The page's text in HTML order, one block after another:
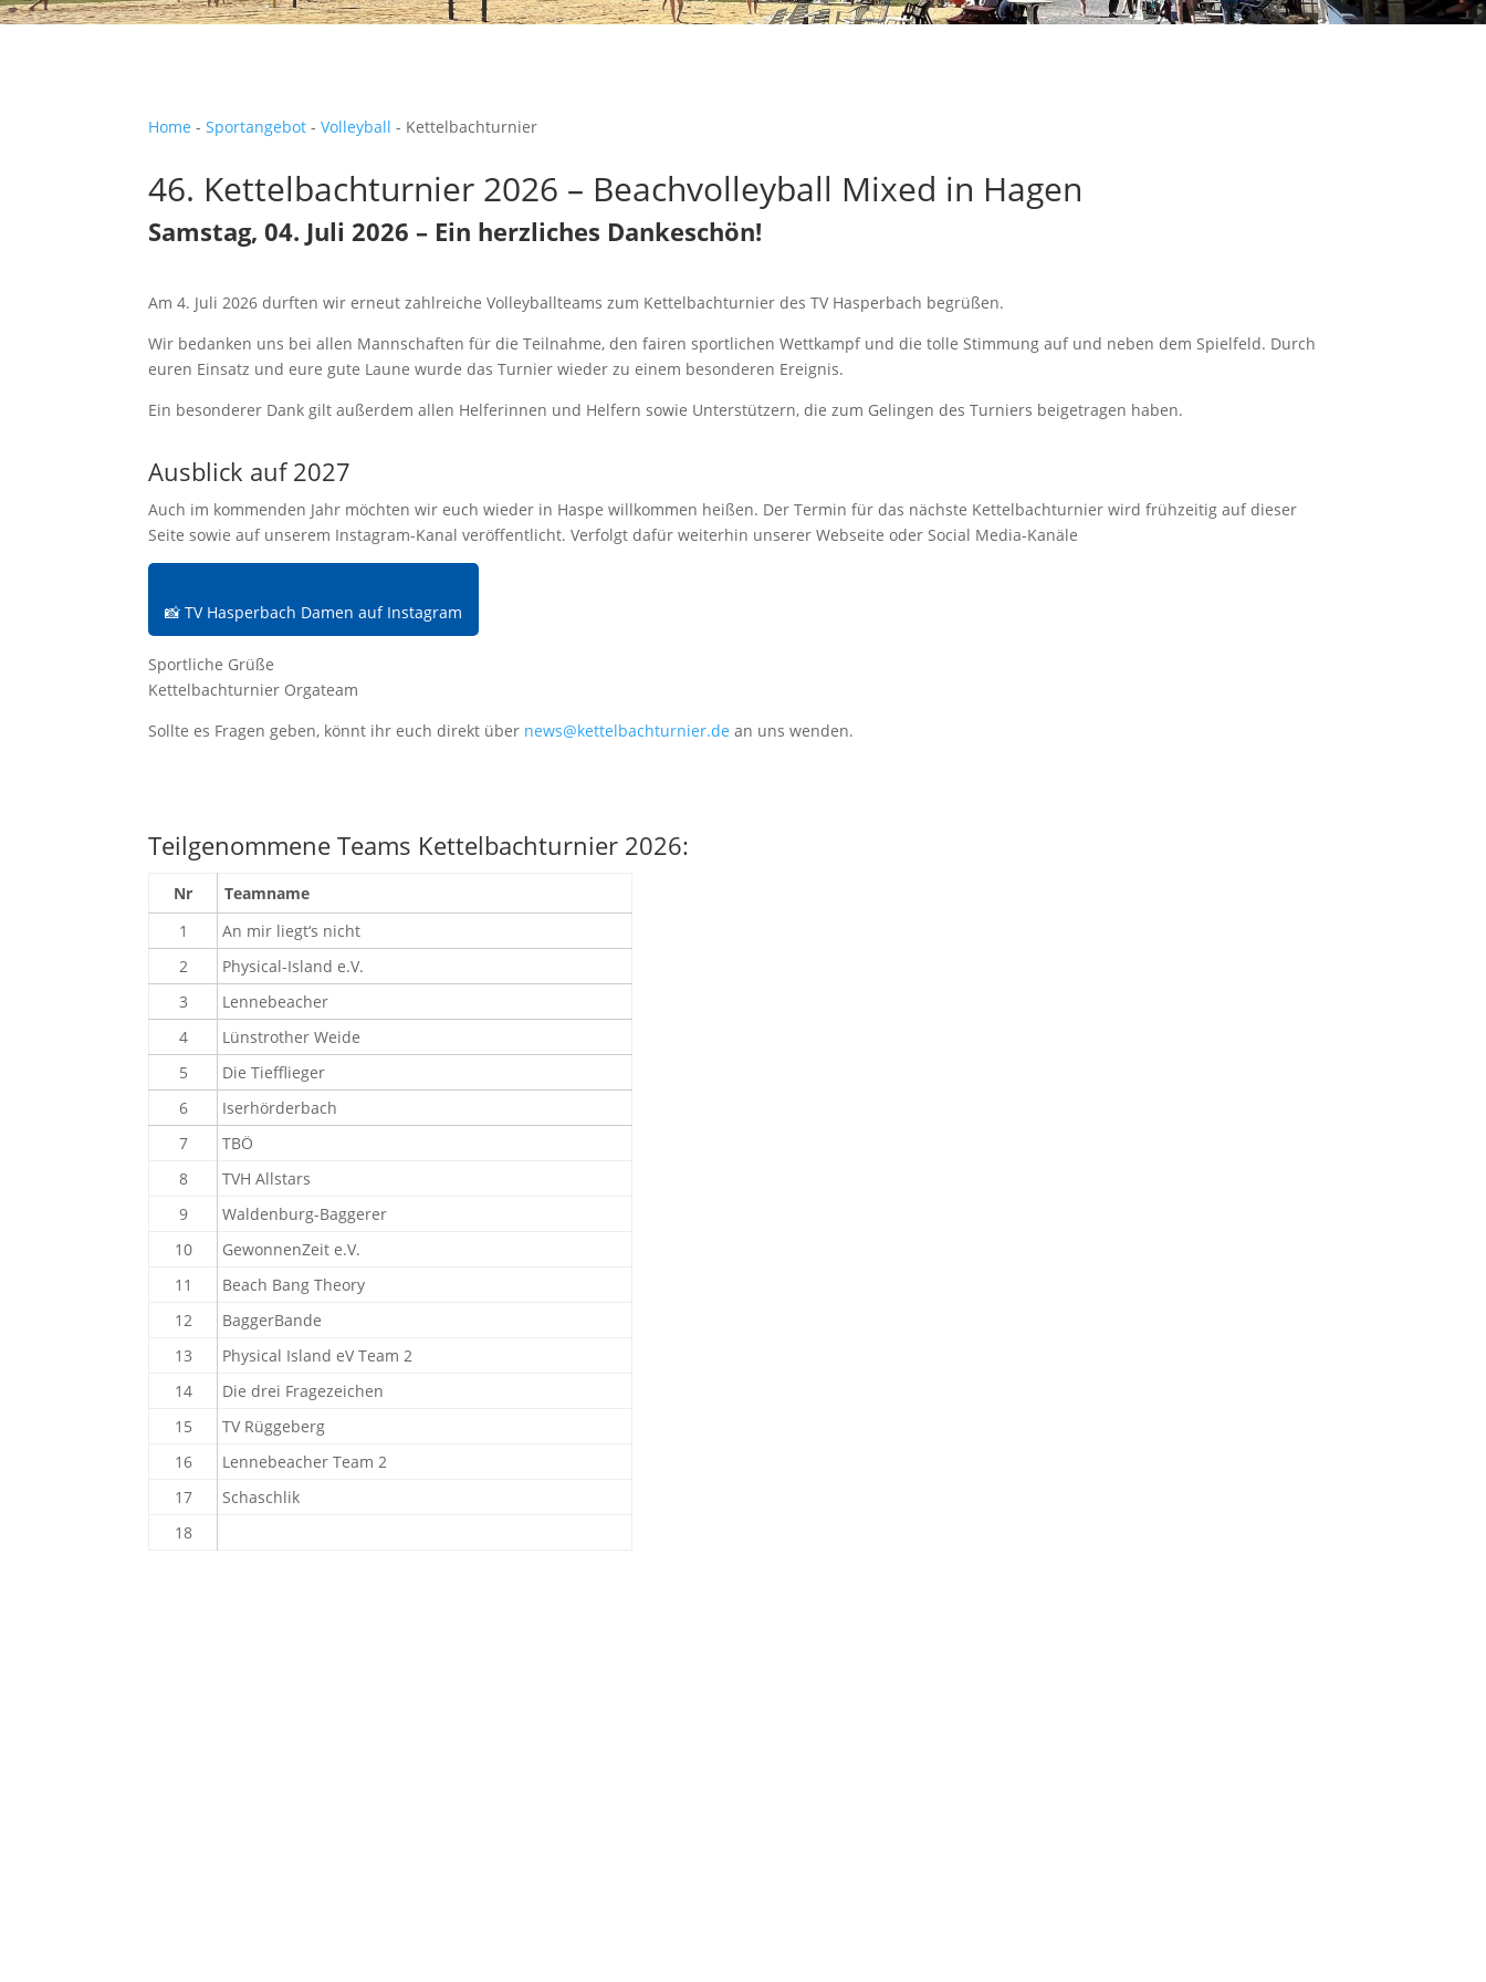
Home -Sportangebot -Volleyball - Kettelbachturnier
46. Kettelbachturnier 2026 – Beachvolleyball Mixed in Hagen
Samstag, 04. Juli 2026– Ein herzliches Dankeschön!
Am 4. Juli 2026 durften wir erneut zahlreiche Volleyballteams zum Kettelbachturnier des TV Hasperbach begrüßen.
Wir bedanken uns bei allen Mannschaften für die Teilnahme, den fairen sportlichen Wettkampf und die tolle Stimmung auf und neben dem Spielfeld. Durch
euren Einsatz und eure gute Laune wurde das Turnier wieder zu einem besonderen Ereignis.
Ein besonderer Dank gilt außerdem allen Helferinnen und Helfern sowie Unterstützern, die zum Gelingen des Turniers beigetragen haben.
Ausblick auf 2027
Auch im kommenden Jahr möchten wir euch wieder in Haspe willkommen heißen. Der Termin für das nächste Kettelbachturnier wird frühzeitig auf dieser
Seite sowie auf unserem Instagram-Kanal veröffentlicht. Verfolgt dafür weiterhin unserer Webseite oder Social Media-Kanäle
📸 TV Hasperbach Damen auf Instagram
Sportliche Grüße
Kettelbachturnier Orgateam
Sollte es Fragen geben, könnt ihr euch direkt über news@kettelbachturnier.de an uns wenden.
Teilgenommene Teams Kettelbachturnier 2026:
Nr
Teamname
1
An mir liegt‘s nicht
2
Physical-Island e.V.
3
Lennebeacher
4
Lünstrother Weide
5
Die Tiefflieger
6
Iserhörderbach
7
TBÖ
8
TVH Allstars
9
Waldenburg-Baggerer
10
GewonnenZeit e.V.
11
Beach Bang Theory
12
BaggerBande
13
Physical Island eV Team 2
14
Die drei Fragezeichen
15
TV Rüggeberg
16
Lennebeacher Team 2
17
Schaschlik
18